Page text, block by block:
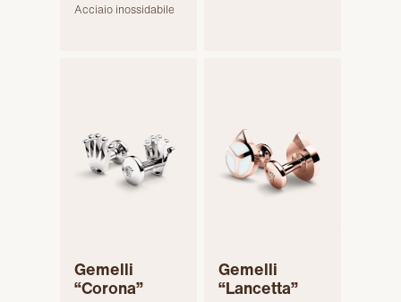
Acciaio inossidabile
Gemelli
“Corona”
Gemelli
“Lancetta”